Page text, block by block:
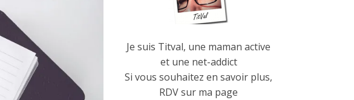
Je suis Titval, une maman active
et une net-addict
Si vous souhaitez en savoir plus,
RDV sur ma page